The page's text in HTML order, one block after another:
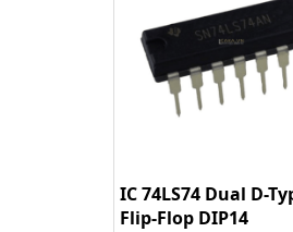
IC 74LS74 Dual D-
Flip-Flop DIP14